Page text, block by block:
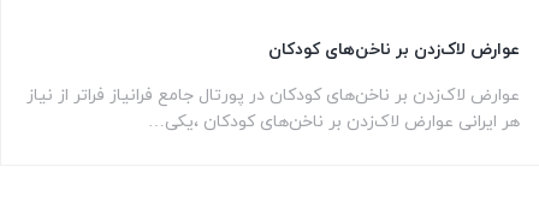
عوارض لاک‌زدن بر ناخن‌های کودکان
عوارض لاک‌زدن بر ناخن‌های کودکان در پورتال جامع فرانیاز فراتر از نیاز
هر ایرانی عوارض لاک‌زدن بر ناخن‌های کودکان ،یکی…